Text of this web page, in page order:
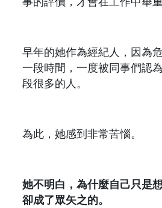
早年的她作為經紀人，因為
一段時間，一度被同事們認
段很多的人。
為此，她感到非常苦惱。
她不明白，為什麼自己只是
卻成了眾矢之的。